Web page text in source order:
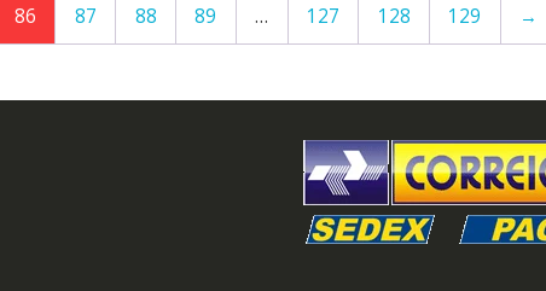
86 87 88 89 … 127 128 129 →